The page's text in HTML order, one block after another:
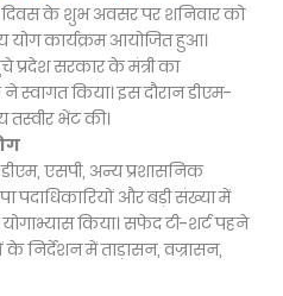
दिवस के शुभ अवसर पर शनिवार को
योग कार्यक्रम आयोजित हुआ।
प्रदेश सरकार के मंत्री का
स्वागत किया। इस दौरान डीएम-
तस्वीर भेंट की।
डीएम, एसपी, अन्य प्रशासनिक
पदाधिकारियों और बड़ी संख्या में
किया। सफेद टी-शर्ट पहने
के निर्देशन में ताड़ासन, वज्रासन,